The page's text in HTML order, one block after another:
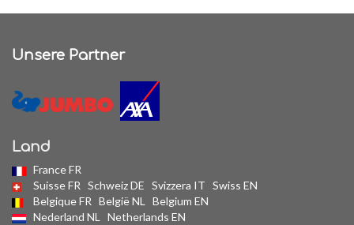
Unsere Partner
Land
France FR
Suisse FR Schweiz DE Svizzera IT Swiss EN
Belgique FR België NL
Belgium EN
Nederland NL
Netherlands EN